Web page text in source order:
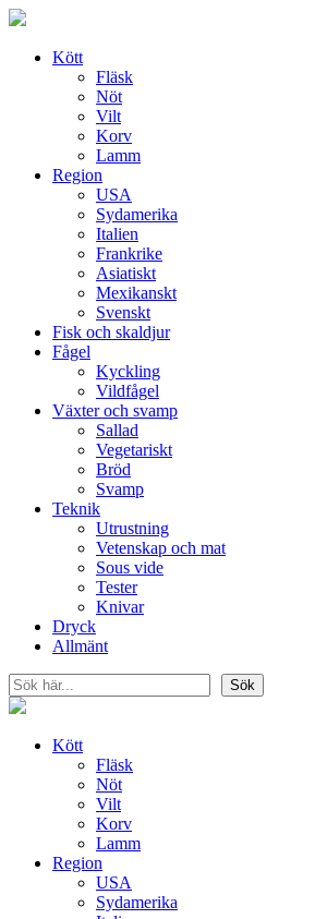
Skip
contentKött
Fläsk
Nöt
Vilt
Korv
Lamm
Region
USA
Sydamerika
Italien
Frankrike
Asiatiskt
Mexikanskt
Svenskt
Fisk och skaldjur
Fågel
Kyckling
Vildfågel
Växter och svamp
Sallad
Vegetariskt
Bröd
Svamp
Teknik
Utrustning
Vetenskap och mat
Sous vide
Tester
Knivar
Dryck
Allmänt
Sök
Sök
Kött
Fläsk
Nöt
Vilt
Korv
Lamm
Region
USA
Sydamerika